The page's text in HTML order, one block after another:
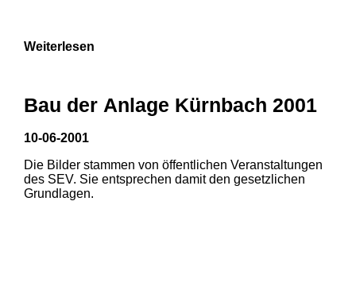
Weiterlesen
Bau der Anlage Kürnbach 2001
10-06-2001
Die Bilder stammen von öffentlichen Veranstaltungen
des SEV. Sie entsprechen damit den gesetzlichen
Grundlagen.